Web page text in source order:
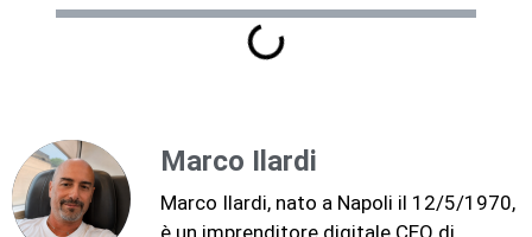
Marco Ilardi
Marco Ilardi, nato a Napoli il 12/5/1970,
è un imprenditore digitale CEO di